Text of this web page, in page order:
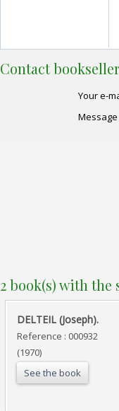
Contact
Your e-
Message
2 book(s) with the
‎DELTEIL (Joseph). ‎
Reference : 000932
(1970)
See the book